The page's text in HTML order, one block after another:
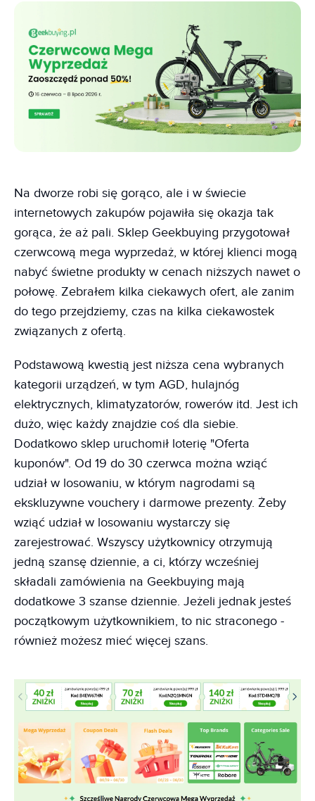
Na dworze robi się gorąco, ale i w świecie
internetowych zakupów pojawiła się okazja tak
gorąca, że aż pali. Sklep Geekbuying przygotował
czerwcową mega wyprzedaż, w której klienci mogą
nabyć świetne produkty w cenach niższych nawet o
połowę. Zebrałem kilka ciekawych ofert, ale zanim
do tego przejdziemy, czas na kilka ciekawostek
związanych z ofertą.
Podstawową kwestią jest niższa cena wybranych
kategorii urządzeń, w tym AGD, hulajnóg
elektrycznych, klimatyzatorów, rowerów itd. Jest ich
dużo, więc każdy znajdzie coś dla siebie.
Dodatkowo sklep uruchomił loterię "Oferta
kuponów". Od 19 do 30 czerwca można wziąć
udział w losowaniu, w którym nagrodami są
ekskluzywne vouchery i darmowe prezenty. Żeby
wziąć udział w losowaniu wystarczy się
zarejestrować. Wszyscy użytkownicy otrzymują
jedną szansę dziennie, a ci, którzy wcześniej
składali zamówienia na Geekbuying mają
dodatkowe 3 szanse dziennie. Jeżeli jednak jesteś
początkowym użytkownikiem, to nic straconego -
również możesz mieć więcej szans.